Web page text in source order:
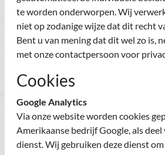
te worden onderworpen. Wij
niet op zodanige wijze dat dit recht
Bent u van mening dat dit wel zo is,
met onze contactpersoon voor
Cookies
Google Analytics
Via onze website worden cookies
Amerikaanse bedrijf Google, als deel
dienst. Wij gebruiken deze dienst